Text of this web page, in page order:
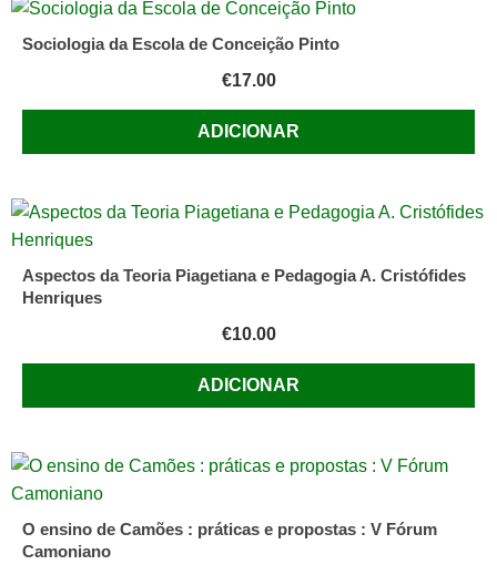
Sociologia da Escola de Conceição Pinto
€17.00
ADICIONAR
Aspectos da Teoria Piagetiana e Pedagogia A. Cristófides
Henriques
€10.00
ADICIONAR
O ensino de Camões : práticas e propostas : V Fórum
Camoniano